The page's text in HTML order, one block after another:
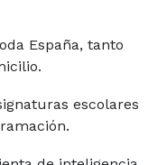
España, tanto
escolares